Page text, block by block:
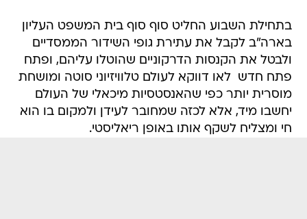
בתחילת השבוע החליט סוף סוף בית המשפט העליון
בארה"ב לקבל את עתירת גופי השידור הממסדיים
ולבטל את הקנסות הדרקוניים שהוטלו עליהם, ופתח
פתח חדש  לאו דווקא לעולם טלוויזיוני סוטה ומושחת
מוסרית יותר כפי שהאנסטסיות מיכאלי של העולם
יחשבו מיד, אלא לכזה שמחובר לעידן ולמקום בו הוא
חי ומצליח לשקף אותו באופן ריאליסטי.